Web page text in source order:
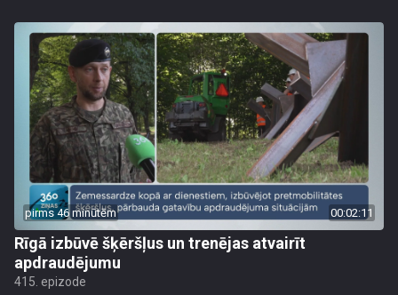
pirms 46 minūtēm 00:02:11
Rīgā izbūvē šķēršļus un trenējas atvairīt
apdraudējumu
415. epizode